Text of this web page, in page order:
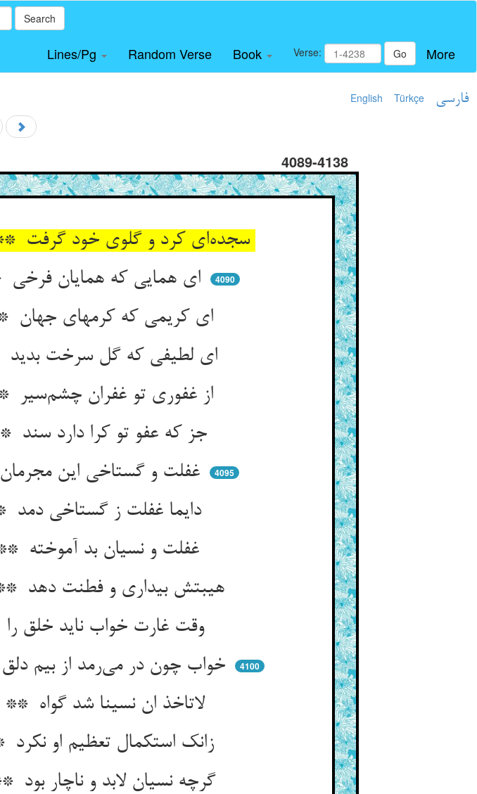
Search
Lines/Pg Random Verse Book Verse: Go More
English Türkçe فارسی
4089-4138
سجده‌ای کرد و گلوی خود گرفت ** کای قبادی کز تو چرخ آرد شگفت
4090
جز که عفو تو کرا دارد سند ** هر که با امر تو بی‌باکی کند
غفلت و گستاخی این مجرمان ** از وفور عفو تست ای عفولان
4095
دایما غفلت ز گستاخی دمد ** که برد تعظیم از دیده رمد
غفلت و نسیان بد آموخته ** ز آتش تعظیم گردد سوخته
هیبتش بیداری و فطنت دهد ** سهو نسیان از دلش بیرون جهد
وقت غارت خواب ناید خلق را ** تا بنرباید کسی زو دلق را
خواب چون در می‌رمد از بیم دلق ** خواب نسیان کی بود با بیم حلق
4100
لاتاخذ ان نسینا شد گواه ** که بود نسیان بوجهی هم گناه
زانک استکمال تعظیم او نکرد ** ورنه نسیان در نیاوردی نبرد
گرچه نسیان لابد و ناچار بود ** در سبب ورزیدن او مختار بود